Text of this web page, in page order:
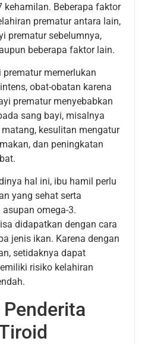
kehamilan. Beberapa faktor
prematur antara lain,
prematur sebelumnya,
beberapa faktor lain.
memerlukan
obat-obatan karena
prematur menyebabkan
sang bayi, misalnya
kesulitan mengatur
dan peningkatan
hal ini, ibu hamil perlu
yang sehat serta
omega-3.
didapatkan dengan cara
jenis ikan. Karena dengan
setidaknya dapat
risiko kelahiran